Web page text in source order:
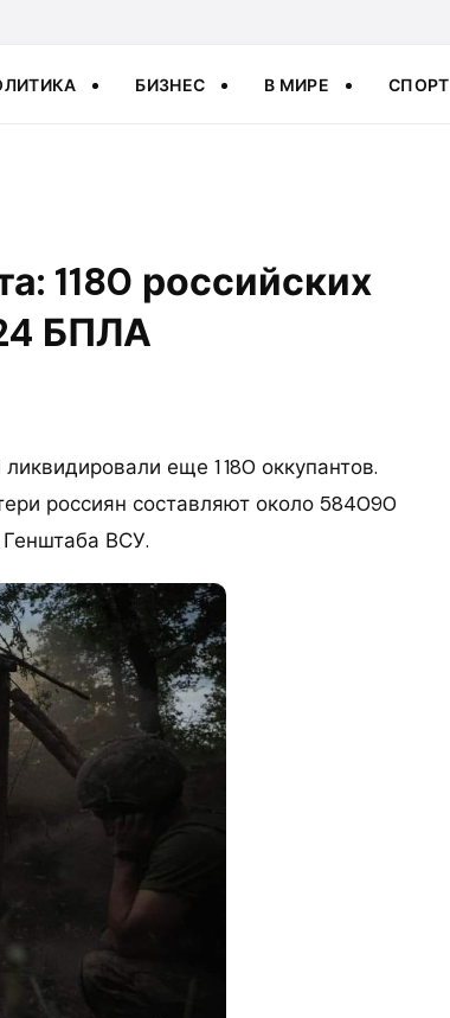
БИЗНЕС В МИРЕ СПОРТ
1180 российских
БПЛА
еще 1 180 оккупантов.
россиян составляют около 584090
ВСУ.